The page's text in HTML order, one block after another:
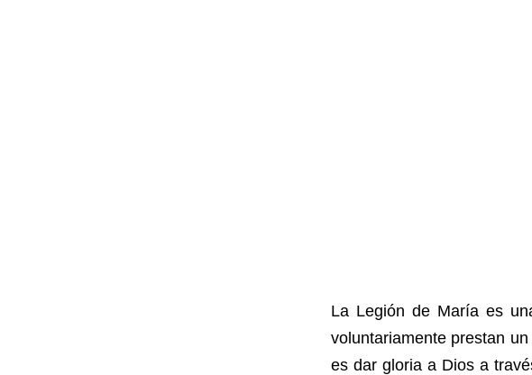
La Legión de María es
voluntariamente prestan
es dar gloria a Dios a